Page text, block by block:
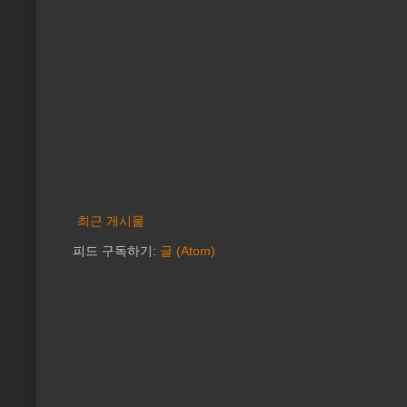
최근 게시물
피드 구독하기: 글 (Atom)